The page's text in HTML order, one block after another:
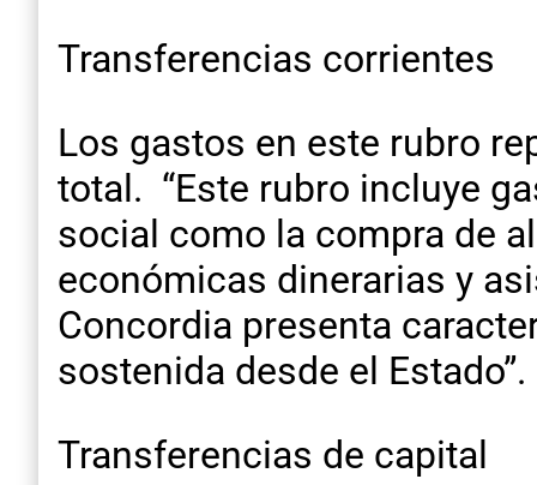
Transferencias corrientes
Los gastos en este rubro
total. “Este rubro incluye
social como la compra de
económicas dinerarias y
Concordia presenta
sostenida desde el Estado”.
Transferencias de capital